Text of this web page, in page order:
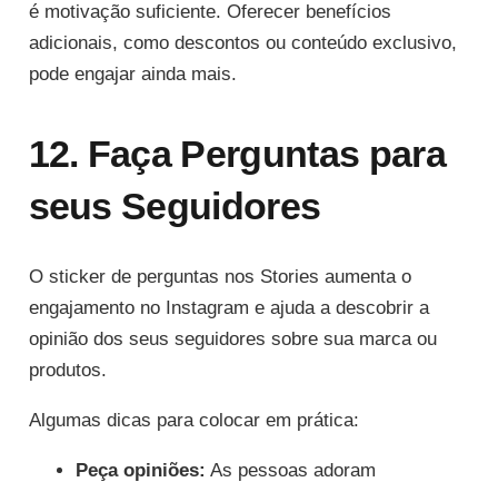
é motivação suficiente. Oferecer benefícios
adicionais, como descontos ou conteúdo exclusivo,
pode engajar ainda mais.
12. Faça Perguntas para
seus Seguidores
O sticker de perguntas nos Stories aumenta o
engajamento no Instagram e ajuda a descobrir a
opinião dos seus seguidores sobre sua marca ou
produtos.
Algumas dicas para colocar em prática:
Peça opiniões: As pessoas adoram